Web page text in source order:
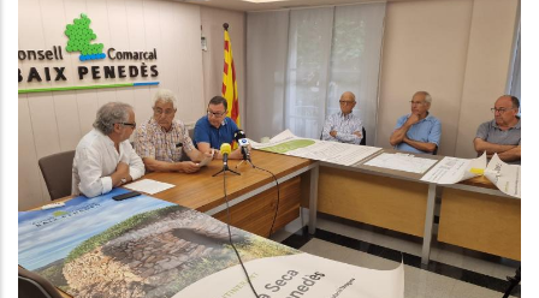
1a Trobada De La Coordinadora
De La Pedra Seca Per Promoure I
Protegir Aquest Patrimoni
Altres